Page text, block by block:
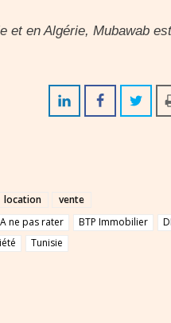
et en Algérie, Mubawab
location
vente
A ne pas rater BTP Immobilier
Tunisie